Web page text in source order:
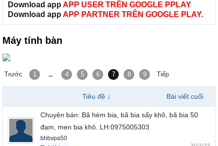
Download app APP USER TRÊN GOOGLE PPLAY
Download app APP PARTNER TRÊN GOOGLE PLAY.
Máy tính bàn
Trước 1 ← 4 5 6 7 8 9 Tiếp
Tiêu đề ↓ Bài viết cuối
Chuyên bán: Bã hèm bia, bã bia sấy khô, bã bia 50
đạm, men bia khô. LH:0975005303
bhbvpa50